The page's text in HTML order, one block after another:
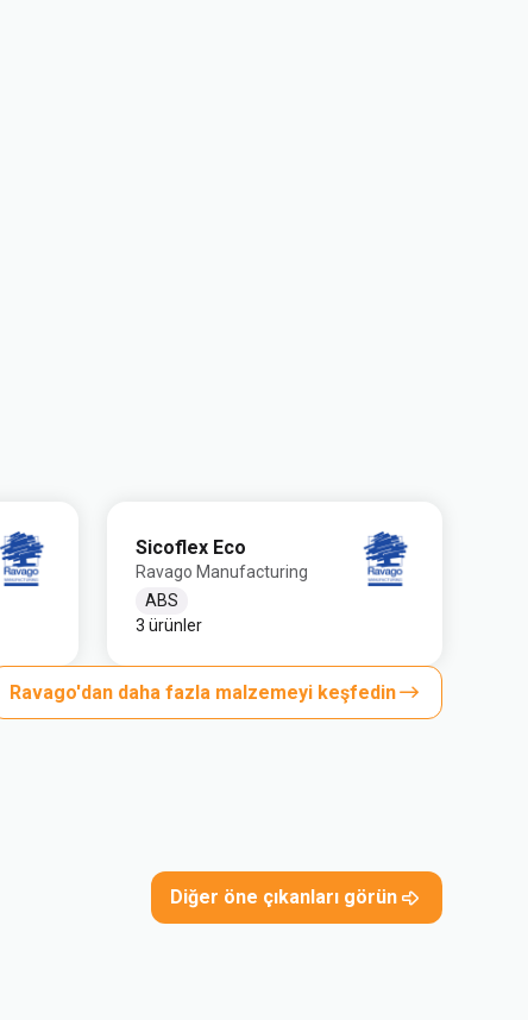
Sicoflex Eco
Ravago Manufacturing
ABS
3 ürünler
Ravago'dan daha fazla malzemeyi keşfedin
Diğer öne çıkanları görün